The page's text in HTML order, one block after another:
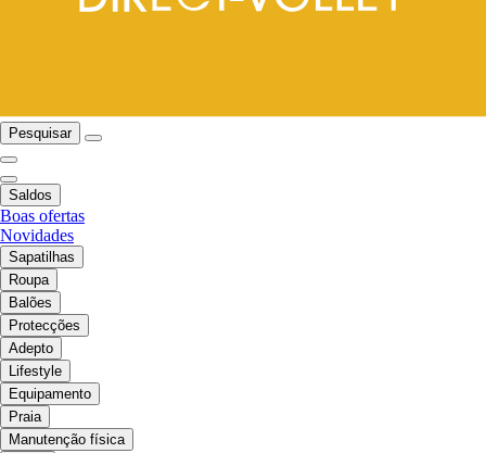
Pesquisar
Saldos
Boas ofertas
Novidades
Sapatilhas
Roupa
Balões
Protecções
Adepto
Lifestyle
Equipamento
Praia
Manutenção física